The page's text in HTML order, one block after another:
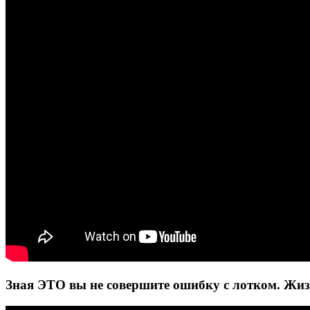
Зная ЭТО вы не совершите ошибку с лотком.